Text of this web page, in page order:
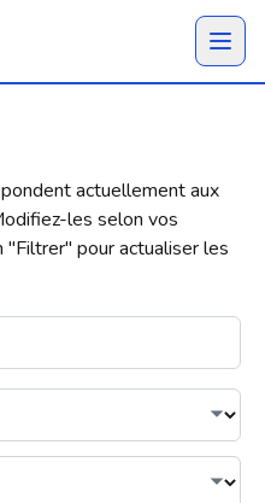
Ouvrir
actuellement aux
les selon vos
"Filtrer" pour actualiser les